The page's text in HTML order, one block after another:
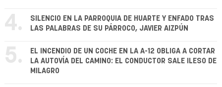
4.
SILENCIO EN LA PARROQUIA DE HUARTE Y ENFADO TRAS
LAS PALABRAS DE SU PÁRROCO, JAVIER AIZPÚN
5.
EL INCENDIO DE UN COCHE EN LA A-12 OBLIGA A CORTAR
LA AUTOVÍA DEL CAMINO: EL CONDUCTOR SALE ILESO DE
MILAGRO